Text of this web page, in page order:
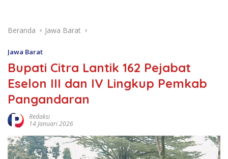
Beranda Jawa Barat
Jawa Barat
Bupati Citra Lantik 162 Pejabat
Eselon III dan IV Lingkup Pemkab
Pangandaran
Redaksi
14 Januari 2026